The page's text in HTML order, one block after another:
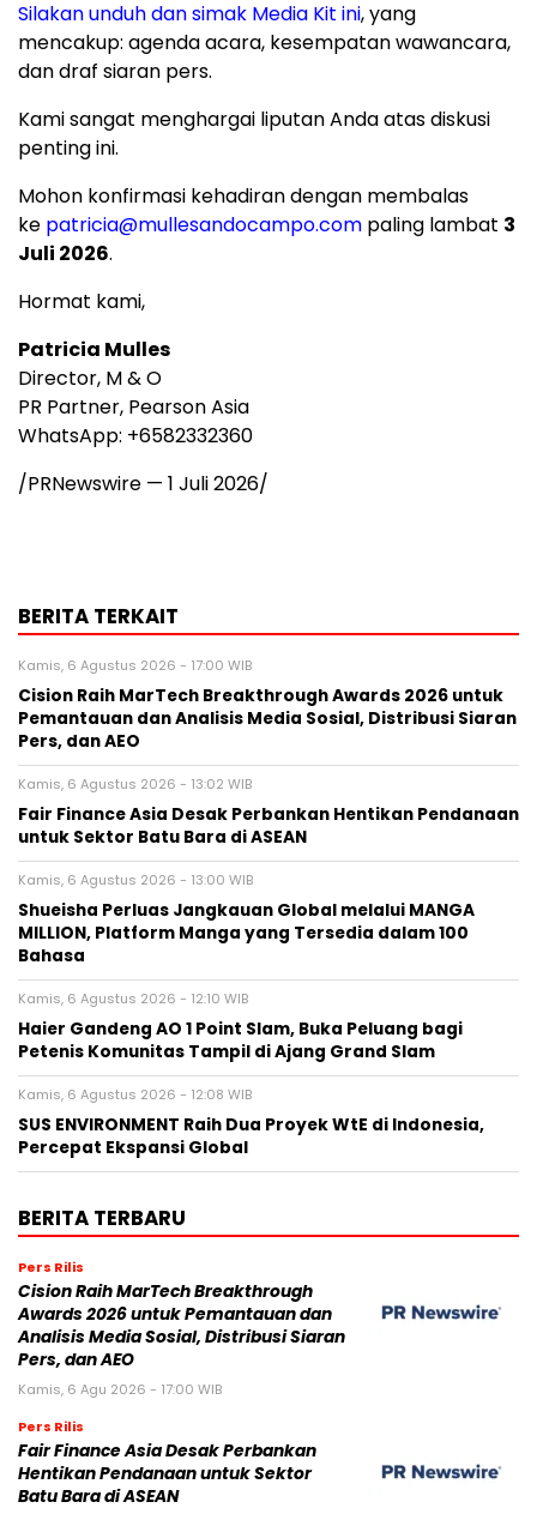
Silakan unduh dan simak Media Kit ini, yang
mencakup: agenda acara, kesempatan wawancara,
dan draf siaran pers.
Kami sangat menghargai liputan Anda atas diskusi
penting ini.
Mohon konfirmasi kehadiran dengan membalas
ke patricia@mullesandocampo.com paling lambat 3
Juli 2026.
Hormat kami,
Patricia Mulles
Director, M & O
PR Partner, Pearson Asia
WhatsApp: +6582332360
/PRNewswire — 1 Juli 2026/
BERITA TERKAIT
Kamis, 6 Agustus 2026 - 17:00 WIB
Cision Raih MarTech Breakthrough Awards 2026 untuk
Pemantauan dan Analisis Media Sosial, Distribusi Siaran
Pers, dan AEO
Kamis, 6 Agustus 2026 - 13:02 WIB
Fair Finance Asia Desak Perbankan Hentikan Pendanaan
untuk Sektor Batu Bara di ASEAN
Kamis, 6 Agustus 2026 - 13:00 WIB
Shueisha Perluas Jangkauan Global melalui MANGA
MILLION, Platform Manga yang Tersedia dalam 100
Bahasa
Kamis, 6 Agustus 2026 - 12:10 WIB
Haier Gandeng AO 1 Point Slam, Buka Peluang bagi
Petenis Komunitas Tampil di Ajang Grand Slam
Kamis, 6 Agustus 2026 - 12:08 WIB
SUS ENVIRONMENT Raih Dua Proyek WtE di Indonesia,
Percepat Ekspansi Global
BERITA TERBARU
Pers Rilis
Cision Raih MarTech Breakthrough
Awards 2026 untuk Pemantauan dan
Analisis Media Sosial, Distribusi Siaran
Pers, dan AEO
Kamis, 6 Agu 2026 - 17:00 WIB
Pers Rilis
Fair Finance Asia Desak Perbankan
Hentikan Pendanaan untuk Sektor
Batu Bara di ASEAN